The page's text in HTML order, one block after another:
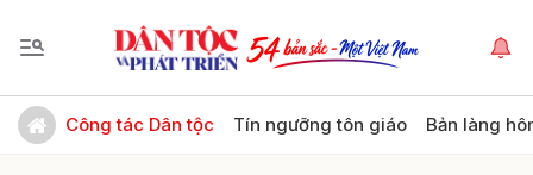
Công tác Dân tộc Tín ngưỡng tôn giáo Bản làng
Gửi bình luận